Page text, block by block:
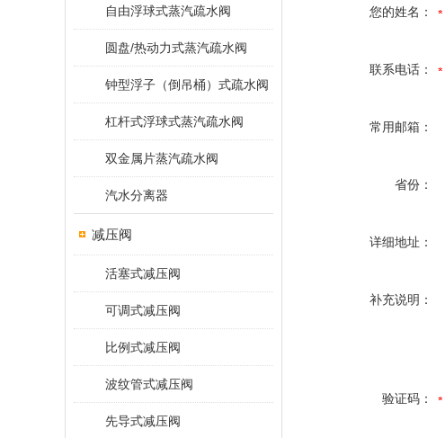
自由浮球式蒸汽疏水阀
圆盘/热动力式蒸汽疏水阀
钟型浮子（倒吊桶）式疏水阀
杠杆式浮球式蒸汽疏水阀
双金属片蒸汽疏水阀
汽水分离器
减压阀
活塞式减压阀
可调式减压阀
比例式减压阀
波纹管式减压阀
先导式减压阀
您的姓名：
联系电话：
常用邮箱：
省份：
详细地址：
补充说明：
验证码：